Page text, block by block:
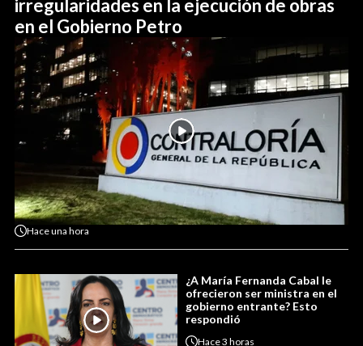
irregularidades en la ejecución de obras
en el Gobierno Petro
Haceuna hora
¿A María Fernanda Cabal le
ofrecieron ser ministra en el
gobierno entrante? Esto
respondió
Hace3 horas